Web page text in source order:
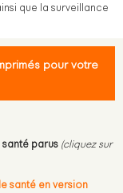
que la surveillance
parus (cliquez sur
santé en version
pour votre